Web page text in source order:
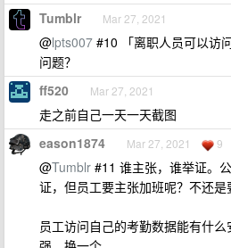
Tumblr Mar 27, 2021
@lpts007 #10 「离职人员可以访
问题？
ff520 Mar 27, 2021
走之前自己一天一天截图
eason1874 Mar 27, 2021 9
@Tumblr #11 谁主张，谁举证。
证，但员工要主张加班呢？不还是
员工访问自己的考勤数据能有什